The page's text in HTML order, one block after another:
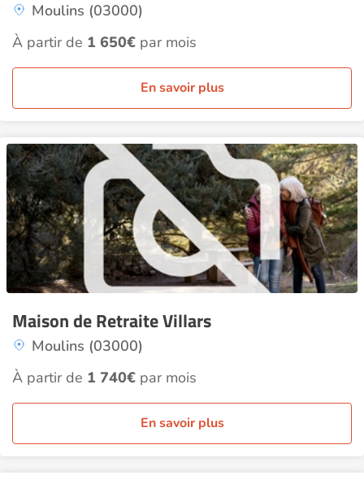
Moulins (03000)
À partir de 1 650€ par mois
En savoir plus
Maison de Retraite Villars
Moulins (03000)
À partir de 1 740€ par mois
En savoir plus